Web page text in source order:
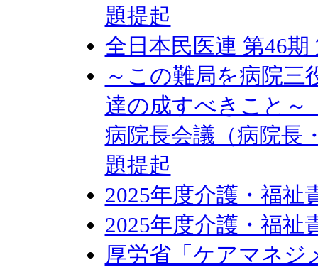
題提起
全日本民医連 第46
～この難局を病院三
達の成すべきこと
病院長会議（病院長
題提起
2025年度介護・福
2025年度介護・福祉
厚労省「ケアマネジ